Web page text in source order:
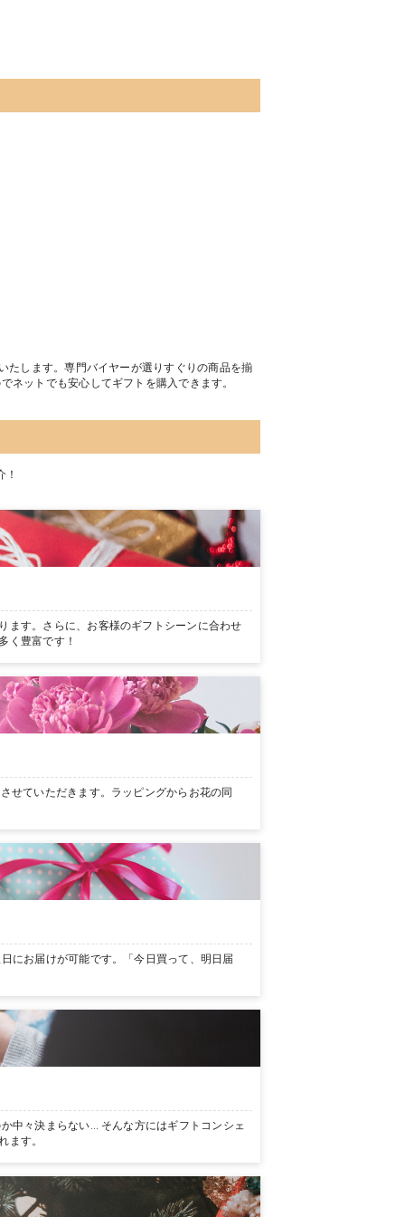
たします。専門バイヤーが選りすぐりの商品を揃
ネットでも安心してギフトを購入できます。
ます。さらに、お客様のギフトシーンに合わせ
く豊富です！
せていただきます。ラッピングからお花の同
にお届けが可能です。「今日買って、明日届
中々決まらない… そんな方にはギフトコンシェ
ます。